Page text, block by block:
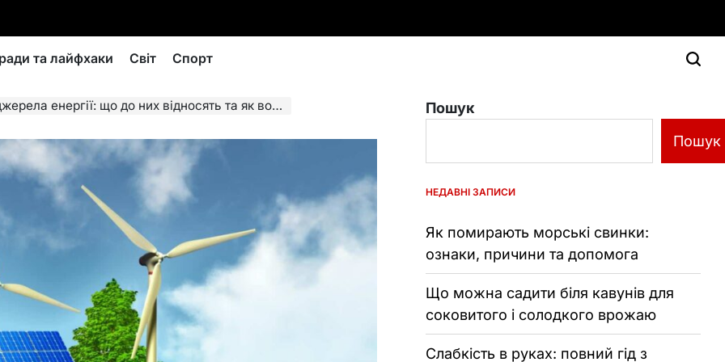
та лайфхаки Світ Спорт
що до них відносять та як вони формують нову реальність
Пошук
Пошук
НЕДАВНІ ЗАПИСИ
Як помирають морські свинки:
ознаки, причини та допомога
Що можна садити біля кавунів для
соковитого і солодкого врожаю
Слабкість в руках: повний гід з